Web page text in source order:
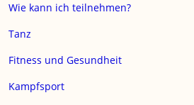
Wie kann ich teilnehmen?
Tanz
Fitness und Gesundheit
Kampfsport